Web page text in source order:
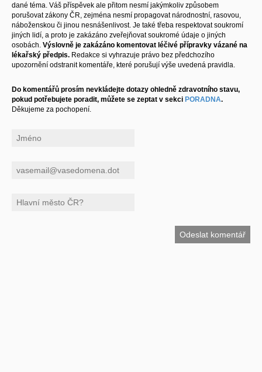
dané téma. Váš příspěvek ale přitom nesmí jakýmkoliv způsobem
porušovat zákony ČR, zejména nesmí propagovat národnostní, rasovou,
náboženskou či jinou nesnášenlivost. Je také třeba respektovat soukromí
jiných lidí, a proto je zakázáno zveřejňovat soukromé údaje o jiných
osobách. Výslovně je zakázáno komentovat léčivé přípravky vázané na
lékařský předpis. Redakce si vyhrazuje právo bez předchozího
upozornění odstranit komentáře, které porušují výše uvedená pravidla.
Do komentářů prosím nevkládejte dotazy ohledně zdravotního stavu,
pokud potřebujete poradit, můžete se zeptat v sekci PORADNA.
Děkujeme za pochopení.